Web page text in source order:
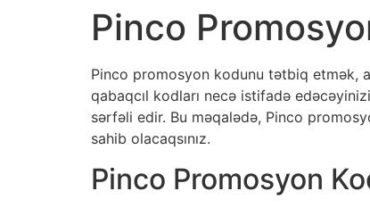
Pinco
Pinco promosyon kodunu tətbiq etmək,
qabaqcıl kodları necə istifadə
sərfəli edir. Bu məqalədə, Pinco
sahib olacaqsınız.
Pinco Promosyon